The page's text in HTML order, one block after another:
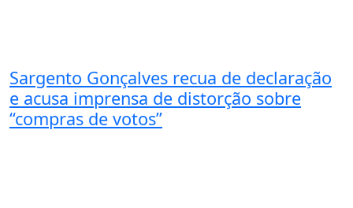
Sargento Gonçalves recua de declaração
e acusa imprensa de distorção sobre
“compras de votos”